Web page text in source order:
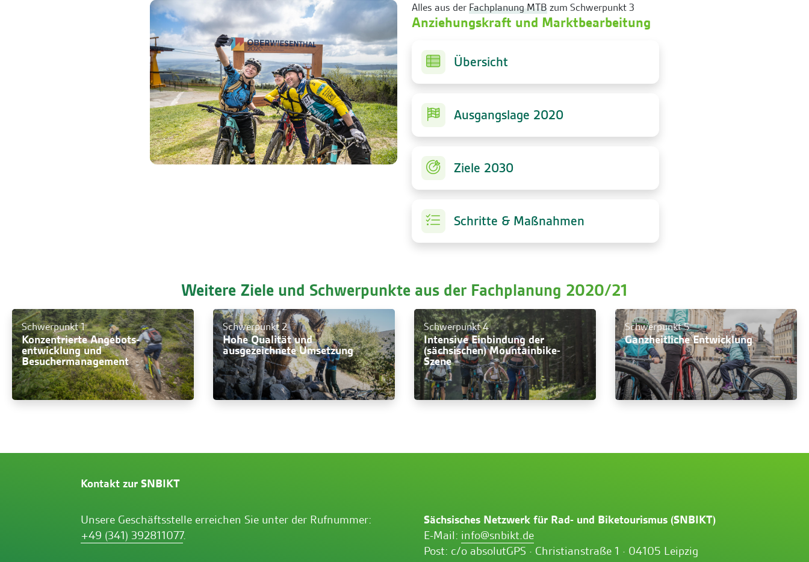
Alles aus derFachplanung MTBzum Schwerpunkt 3
Anziehungskraft und Marktbearbeitung
Übersicht
Ausgangslage 2020
Ziele 2030
Schritte & Maßnahmen
Weitere Ziele und Schwerpunkte aus der Fachplanung 2020/21
Schwerpunkt 1
Konzentrierte Angebots­
entwicklung und
Besuchermanagement
Schwerpunkt 2
Hohe Qualität und
ausgezeichnete Umsetzung
Schwerpunkt 4
Intensive Einbindung der
(sächsischen) Mountainbike-
Szene
Schwerpunkt 5
Ganzheitliche Entwicklung
Kontakt zur SNBIKT
Unsere Geschäftsstelle erreichen Sie unter der Rufnummer:
+49 (341) 392811077.
Sächsisches Netzwerk für Rad- und Biketourismus (SNBIKT)
E-Mail: info@snbikt.de
Post: c/o absolutGPS · Christianstraße 1 · 04105 Leipzig